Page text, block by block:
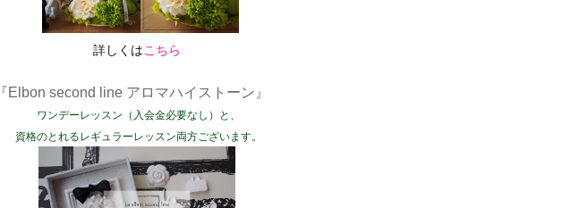
詳しくはこちら
『Elbon second line アロマハイストーン』
ワンデーレッスン（入会金必要なし）と、
資格のとれるレギュラーレッスン両方ございます。